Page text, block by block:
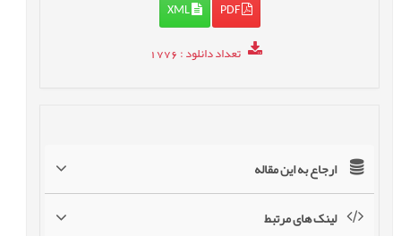
PDF
XML
تعداد دانلود: 1776
ارجاع به این مقاله
لینک های مرتبط